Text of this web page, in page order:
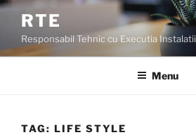
Skip
content
RTE
Responsabil Tehnic cu Executia Instalatii
Menu
TAG: LIFE STYLE